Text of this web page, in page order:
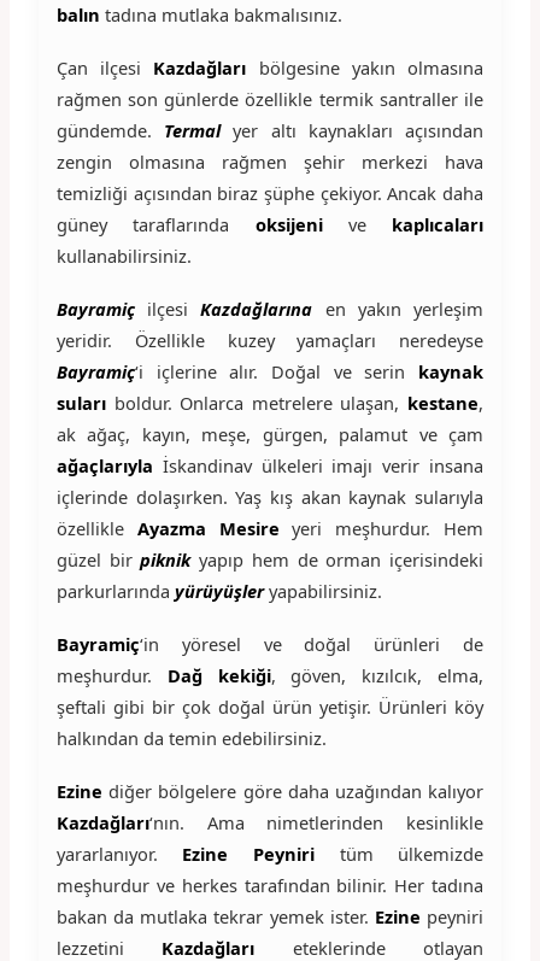
balın tadına mutlaka bakmalısınız.
Çan ilçesi Kazdağları bölgesine yakın olmasına
rağmen son günlerde özellikle termik santraller ile
gündemde. Termal yer altı kaynakları açısından
zengin olmasına rağmen şehir merkezi hava
temizliği açısından biraz şüphe çekiyor. Ancak daha
güney taraflarında oksijenive kaplıcaları
kullanabilirsiniz.
Bayramiç ilçesiKazdağlarına en yakın yerleşim
yeridir. Özellikle kuzey yamaçları neredeyse
Bayramiç‘i içlerine alır. Doğal ve serin kaynak
sularıboldur. Onlarca metrelere ulaşan, kestane,
ak ağaç, kayın, meşe, gürgen, palamut ve çam
ağaçlarıyla İskandinav ülkeleri imajı verir insana
içlerinde dolaşırken. Yaş kış akan kaynak sularıyla
özellikle Ayazma Mesire yeri meşhurdur. Hem
güzel birpiknik yapıp hem de orman içerisindeki
parkurlarında yürüyüşleryapabilirsiniz.
Bayramiç‘in yöresel ve doğal ürünleri de
meşhurdur. Dağ kekiği, göven, kızılcık, elma,
şeftali gibi bir çok doğal ürün yetişir. Ürünleri köy
halkından da temin edebilirsiniz.
Ezine diğer bölgelere göre daha uzağından kalıyor
Kazdağları‘nın. Ama nimetlerinden kesinlikle
yararlanıyor. Ezine Peyniri tüm ülkemizde
meşhurdur ve herkes tarafından bilinir. Her tadına
bakan da mutlaka tekrar yemek ister. Ezine peyniri
lezzetini Kazdağları eteklerinde otlayan